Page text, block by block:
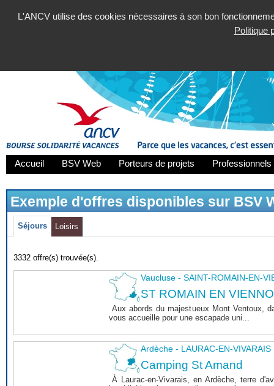
L'ANCV utilise des cookies nécessaires à son bon
Politique
Accueil BSV Web Porteurs de projets
Exemple d'offres disponibles sur BSV
Séjours Loisirs
3332 offre(s) trouvée(s).
Vaucluse - SAINT-ROMAIN-EN-
ST ROMAIN EN
Aux abords du majestueux Mont Ventoux,
vous accueille pour une escapade uni...
Ardèche - LAURAC-EN-VIVARAIS
Camping St Amand
À Laurac-en-Vivarais, en Ardèche, terre